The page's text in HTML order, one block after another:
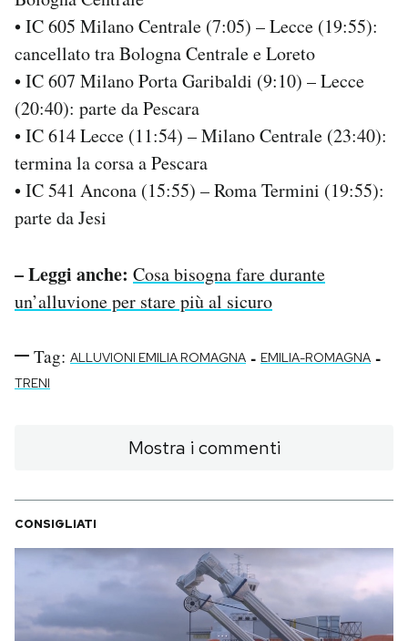
• IC 605 Milano Centrale (7:05) – Lecce (19:55):
cancellato tra Bologna Centrale e Loreto
• IC 607 Milano Porta Garibaldi (9:10) – Lecce
(20:40): parte da Pescara
• IC 614 Lecce (11:54) – Milano Centrale (23:40):
termina la corsa a Pescara
• IC 541 Ancona (15:55) – Roma Termini (19:55):
parte da Jesi
– Leggi anche: Cosa bisogna fare durante
un’alluvione per stare più al sicuro
Tag: ALLUVIONI EMILIA ROMAGNA - EMILIA-ROMAGNA -
TRENI
Mostra i commenti
CONSIGLIATI